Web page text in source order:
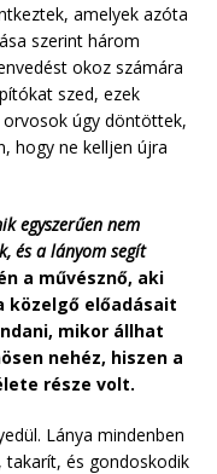
amelyek azóta
szerint három
okoz számára
szed, ezek
úgy döntöttek,
hogy ne kelljen újra
egyszerűen nem
és a lányom segít
a művésznő, aki
közelgő előadásait
mikor állhat
nehéz, hiszen a
része volt.
Lánya mindenben
és gondoskodik